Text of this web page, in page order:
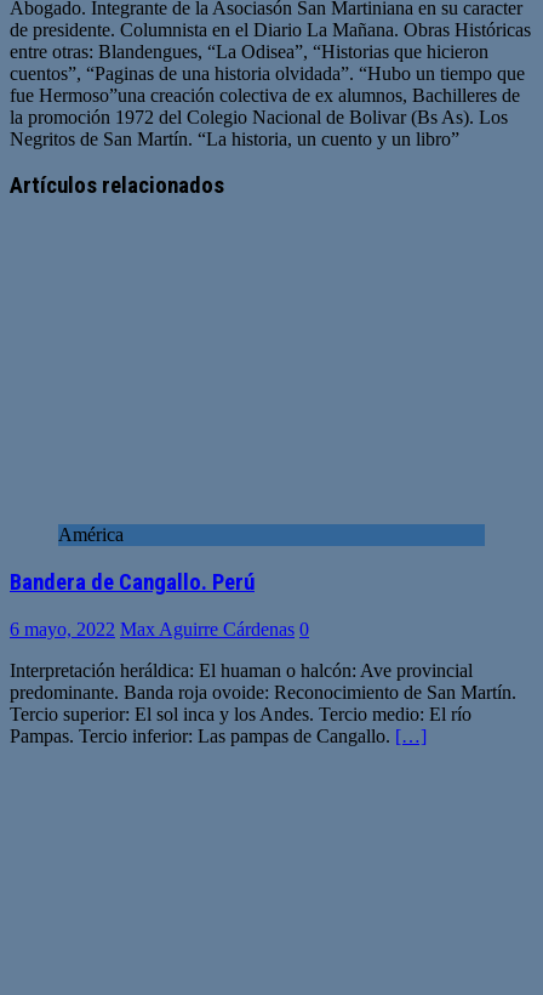
Abogado. Integrante de la Asociasón San Martiniana en su caracter
de presidente. Columnista en el Diario La Mañana. Obras Históricas
entre otras: Blandengues, “La Odisea”, “Historias que hicieron
cuentos”, “Paginas de una historia olvidada”. “Hubo un tiempo que
fue Hermoso”una creación colectiva de ex alumnos, Bachilleres de
la promoción 1972 del Colegio Nacional de Bolivar (Bs As). Los
Negritos de San Martín. “La historia, un cuento y un libro”
Artículos relacionados
América
Bandera de Cangallo. Perú
6 mayo, 2022 Max Aguirre Cárdenas 0
Interpretación heráldica: El huaman o halcón: Ave provincial
predominante. Banda roja ovoide: Reconocimiento de San Martín.
Tercio superior: El sol inca y los Andes. Tercio medio: El río
Pampas. Tercio inferior: Las pampas de Cangallo. […]